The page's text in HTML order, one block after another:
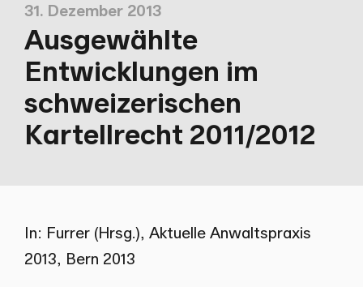
31. Dezember 2013
Ausgewählte
Entwicklungen im
schweizerischen
Kartellrecht 2011/2012
In: Furrer (Hrsg.), Aktuelle Anwaltspraxis
2013, Bern 2013